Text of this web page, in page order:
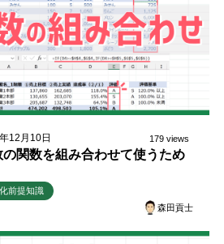
12月10日 179 views
の関数を組み合わせて使うため
前提知識
森田貢士